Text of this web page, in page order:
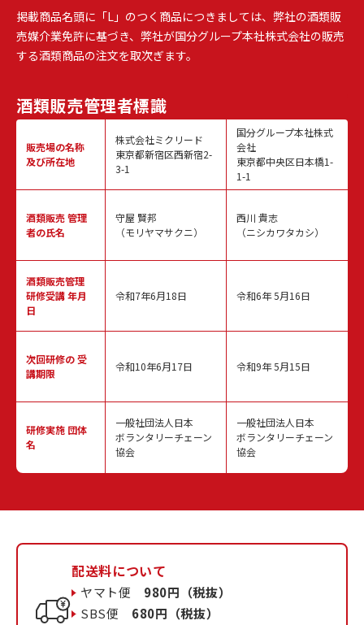
掲載商品名頭に「L」のつく商品につきましては、弊社の酒類販
売媒介業免許に基づき、弊社が国分グループ本社株式会社の販売
する酒類商品の注文を取次ぎます。
酒類販売管理者標識
販売場の名称
及び所在地
酒類販売管理
者の氏名
酒類販売管理
研修受講 年月
日
次回研修の受
講期限
研修実施 団体
名
株式会社ミクリード
東京都新宿区西新宿2-
3-1
守屋 賢邦
（モリヤマサクニ）
令和7年6月18日
令和10年6月17日
一般社団法人日本
ボランタリーチェーン
協会
国分グループ本社株式
会社
東京都中央区日本橋1-
1-1
西川 貴志
（ニシカワタカシ）
令和6年 5月16日
令和9年 5月15日
一般社団法人日本
ボランタリーチェーン
協会
配送料について
ヤマト便 980円（税抜）
SBS便 680円（税抜）